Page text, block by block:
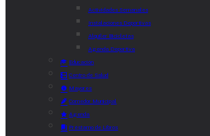
Actividades Semanales
Instalaciones Deportivas
Alquiler Bicicletas
Agenda Deportiva
Educación
Centro de Salud
Mayores
Comedor Municipal
Agenda
Préstamo de Libros